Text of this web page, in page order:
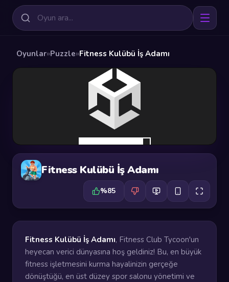
Oyunlar»Puzzle»Fitness Kulübü İş Adamı
Fitness Kulübü İş Adamı
%85
Fitness Kulübü İş Adamı, Fitness Club Tycoon'un
heyecan verici dünyasına hoş geldiniz! Bu, en büyük
fitness işletmesini kurma hayalinizin gerçeğe
dönüştüğü, en üst düzey spor salonu yönetimi ve